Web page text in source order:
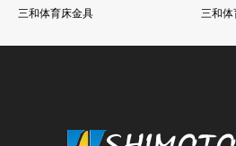
三和体育床金具
三和体